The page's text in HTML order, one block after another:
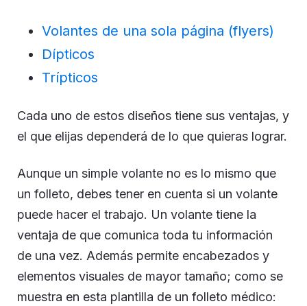
Volantes de una sola página (flyers)
Dípticos
Trípticos
Cada uno de estos diseños tiene sus ventajas, y
el que elijas dependerá de lo que quieras lograr.
Aunque un simple volante no es lo mismo que
un folleto, debes tener en cuenta si un volante
puede hacer el trabajo. Un volante tiene la
ventaja de que comunica toda tu información
de una vez. Además permite encabezados y
elementos visuales de mayor tamaño; como se
muestra en esta plantilla de un folleto médico: